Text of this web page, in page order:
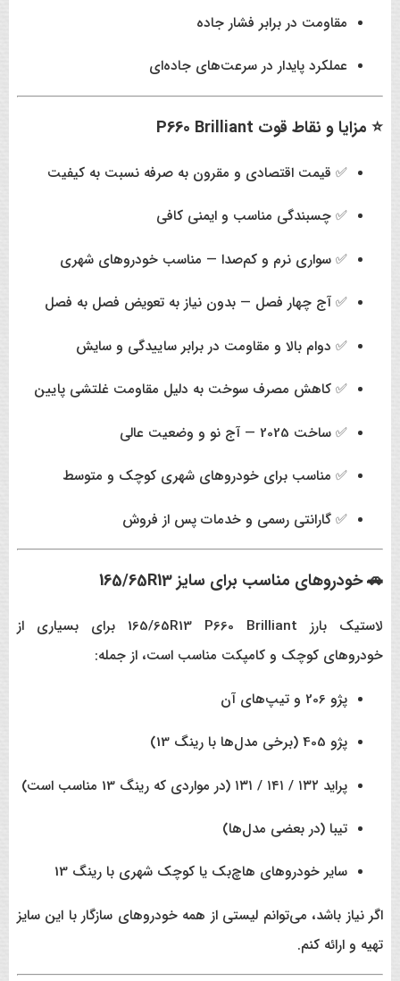
مقاومت در برابر فشار جاده
عملکرد پایدار در سرعت‌های جاده‌ای
⭐ مزایا و نقاط قوت P660 Brilliant
✅ قیمت اقتصادی و مقرون به صرفه نسبت به کیفیت
✅ چسبندگی مناسب و ایمنی کافی
✅ سواری نرم و کم‌صدا — مناسب خودروهای شهری
✅ آج چهار فصل — بدون نیاز به تعویض فصل به فصل
✅ دوام بالا و مقاومت در برابر ساییدگی و سایش
✅ کاهش مصرف سوخت به دلیل مقاومت غلتشی پایین
✅ ساخت 2025 — آج نو و وضعیت عالی
✅ مناسب برای خودروهای شهری کوچک و متوسط
✅ گارانتی رسمی و خدمات پس از فروش
🚗 خودروهای مناسب برای سایز 165/65R13
لاستیک بارز 165/65R13 P660 Brilliant برای بسیاری از
خودروهای کوچک و کامپکت مناسب است، از جمله:
پژو 206 و تیپ‌های آن
پژو 405 (برخی مدل‌ها با رینگ 13)
پراید ۱۳۲ / ۱۴۱ / ۱۳۱ (در مواردی که رینگ 13 مناسب است)
تیبا (در بعضی مدل‌ها)
سایر خودروهای هاچ‌بک یا کوچک شهری با رینگ 13
اگر نیاز باشد، می‌توانم لیستی از همه خودروهای سازگار با این سایز
تهیه و ارائه کنم.